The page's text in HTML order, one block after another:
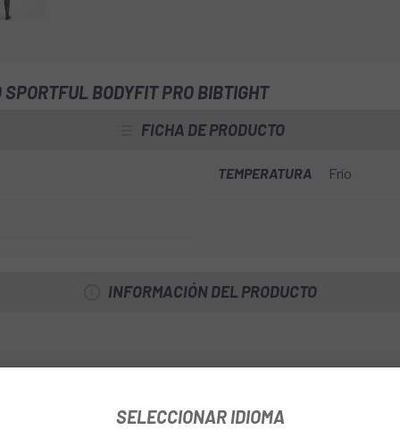
invernal que proporciona la
BODYFIT PRO BIBTIGHT
FICHA DE PRODUCTO
TEMPERATURA Frío
INFORMACIÓN DEL PRODUCTO
peinado y perforado en contacto con la piel
tejido de peso medio en la trasera
SELECCIONAR IDIOMA